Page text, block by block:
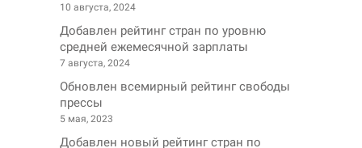
10 августа, 2024
Добавлен рейтинг стран по уровню
средней ежемесячной зарплаты
7 августа, 2024
Обновлен всемирный рейтинг свободы
прессы
5 мая, 2023
Добавлен новый рейтинг стран по